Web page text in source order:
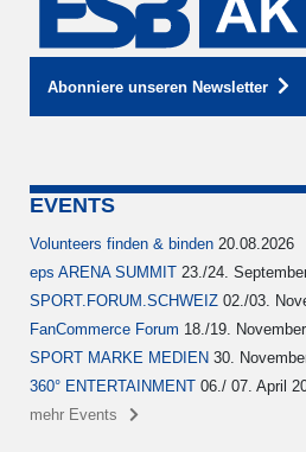
Abonniere unseren Newsletter
EVENTS
Volunteers finden & binden 20.08.2026
eps ARENA SUMMIT 23./24.
SPORT.FORUM.SCHWEIZ 02./03.
FanCommerce Forum 18./19.
SPORT MARKE MEDIEN 30.
360° ENTERTAINMENT 06./ 07. April
mehr Events